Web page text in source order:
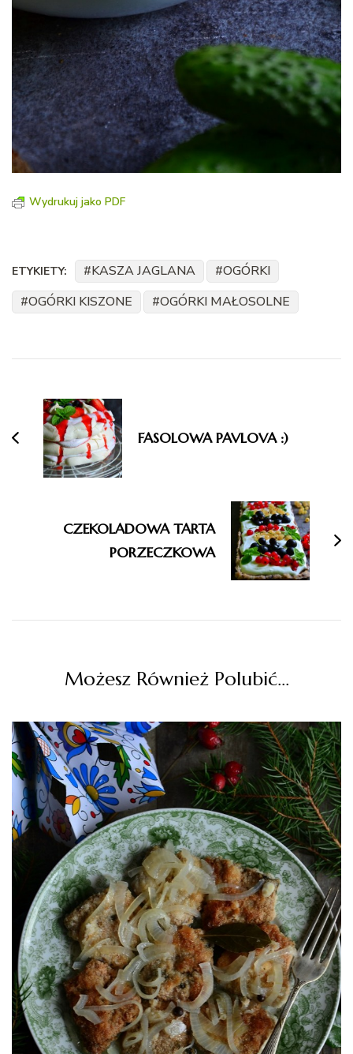
Wydrukuj jako PDF
ETYKIETY: KASZA JAGLANA
OGÓRKI
OGÓRKI KISZONE
OGÓRKI MAŁOSOLNE
wpisu
FASOLOWA PAVLOVA :)
CZEKOLADOWA TARTA
PORZECZKOWA
Możesz Również Polubić…